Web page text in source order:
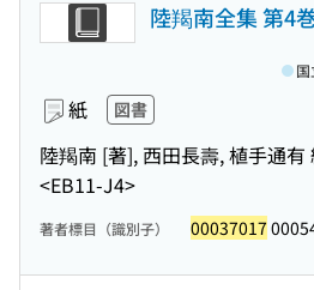
陸羯南全集 第4
紙 図書
陸羯南 [著], 西田長壽, 植手通有
<EB11-J4>
著者標目（識別子） 00037017